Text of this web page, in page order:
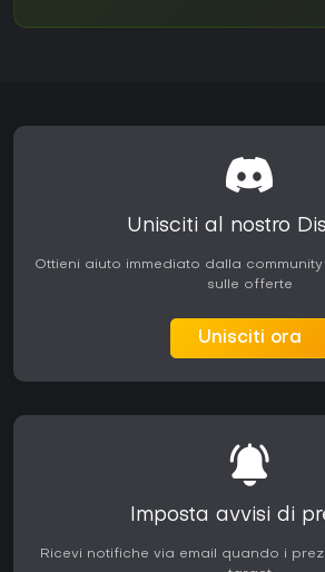
Unisciti al nostro
Ottieni aiuto immediato dalla
sulle offerte
Unisciti ora
Imposta avvisi di
Ricevi notifiche via email quando i